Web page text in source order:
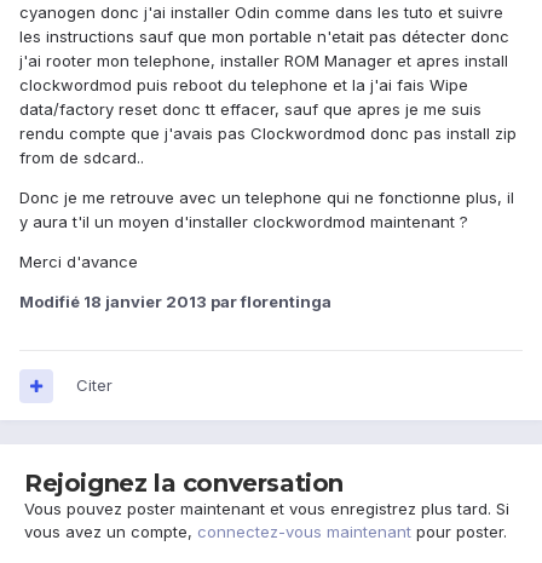
cyanogen donc j'ai installer Odin comme dans les tuto et suivre
les instructions sauf que mon portable n'etait pas détecter donc
j'ai rooter mon telephone, installer ROM Manager et apres install
clockwordmod puis reboot du telephone et la j'ai fais Wipe
data/factory reset donc tt effacer, sauf que apres je me suis
rendu compte que j'avais pas Clockwordmod donc pas install zip
from de sdcard..
Donc je me retrouve avec un telephone qui ne fonctionne plus, il
y aura t'il un moyen d'installer clockwordmod maintenant ?
Merci d'avance
Modifié 18 janvier 2013 par florentinga
Citer
Rejoignez la conversation
Vous pouvez poster maintenant et vous enregistrez plus tard. Si
vous avez un compte, connectez-vous maintenant pour poster.